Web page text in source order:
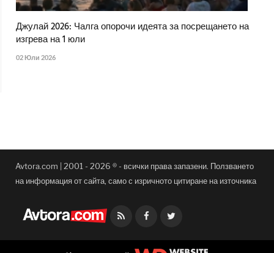
Джулай 2026: Чалга опорочи идеята за посрещането на
изгрева на 1 юли
02 Юли 2026
Avtora.com | 2001 - 2026 ® - всички права запазени. Ползването
на информация от сайта, само с изричното цитиране на източника
Facebook